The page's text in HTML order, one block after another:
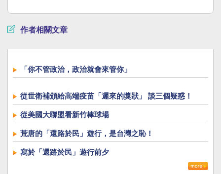
作者相關文章
「你不管政治，政治就會來管你」
從世衛補頒給高端疫苗「遲來的獎狀」 談三個疑惑！
從美國大聯盟看新竹棒球場
荒唐的「還路於民」遊行，是台灣之恥！
寫於「還路於民」遊行前夕